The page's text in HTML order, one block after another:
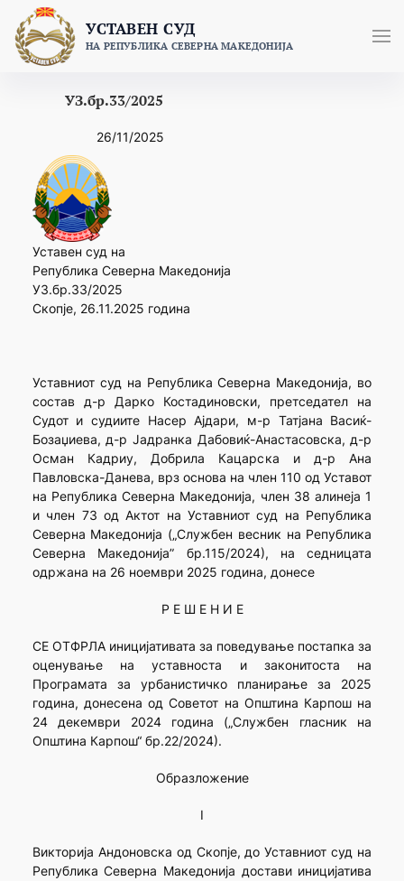
content
УСТАВЕН СУД
НА РЕПУБЛИКА СЕВЕРНА МАКЕДОНИЈА
УЗ.бр.33/2025
26/11/2025
Уставен суд на
Република Северна Македонија
УЗ.бр.33/2025
Скопје, 26.11.2025 година
Уставниот суд на Република Северна Македонија, во
состав д-р Дарко Костадиновски, претседател на
Судот и судиите Насер Ајдари, м-р Татјана Васиќ-
Бозаџиева, д-р Јадранка Дабовиќ-Анастасовска, д-р
Осман Кадриу, Добрила Кацарска и д-р Ана
Павловска-Данева, врз основа на член 110 од Уставот
на Република Северна Македонија, член 38 алинеја 1
и член 73 од Актот на Уставниот суд на Република
Северна Македонија („Службен весник на Република
Северна Македонија” бр.115/2024), на седницата
одржана на 26 ноември 2025 година, донесе
Р Е Ш Е Н И Е
СЕ ОТФРЛА иницијативата за поведување постапка за
оценување на уставноста и законитоста на
Програмата за урбанистичко планирање за 2025
година, донесена од Советот на Општина Карпош на
24 декември 2024 година („Службен гласник на
Општина Карпош“ бр.22/2024).
Образложение
I
Викторија Андоновска од Скопје, до Уставниот суд на
Република Северна Македонија достави иницијатива